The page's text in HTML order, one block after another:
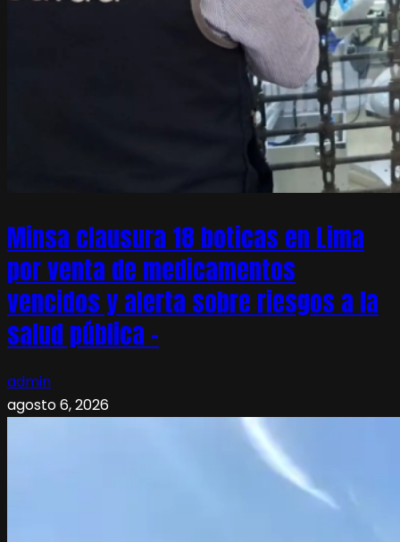
Minsa clausura 18 boticas en Lima
por venta de medicamentos
vencidos y alerta sobre riesgos a la
salud pública –
admin
agosto 6, 2026